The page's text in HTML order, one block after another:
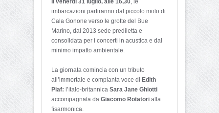
imbarcazioni partiranno dal piccolo molo di
Cala Gonone verso le grotte del Bue
Marino, dal 2013 sede prediletta e
consolidata per i concerti in acustica e dal
minimo impatto ambientale.
La giornata comincia con un tributo
all’immortale e compianta voce di Edith
Piaf: l’italo-britannica Sara Jane Ghiotti
accompagnata da Giacomo Rotatori alla
fisarmonica.